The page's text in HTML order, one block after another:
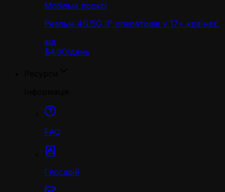
Мобільні проксі
Реальні 4G/5G IP операторів у 17+ країнах.
від
$4.00/день
FAQ
Глосарій